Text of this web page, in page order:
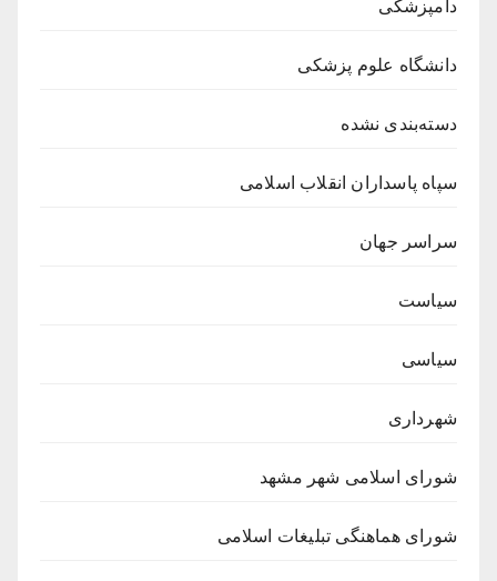
دامپزشکی
دانشگاه علوم پزشکی
دسته‌بندی نشده
سپاه پاسداران انقلاب اسلامی
سراسر جهان
سیاست
سیاسی
شهرداری
شورای اسلامی شهر مشهد
شورای هماهنگی تبلیغات اسلامی